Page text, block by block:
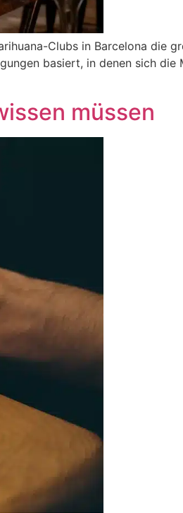
Clubs in Barcelona die
basiert, in denen sich
müssen